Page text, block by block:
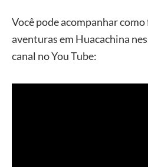
Você pode acompanhar
aventuras em Huacachina
canal no You Tube: